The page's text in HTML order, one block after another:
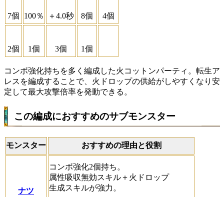
7個 100％ ＋4.0秒 8個 4個
2個 1個 3個 1個
コンボ強化持ちを多く編成した火コットンパーティ。転生ア
レスを編成することで、火ドロップの供給がしやすくなり安
定して最大攻撃倍率を発動できる。
この編成におすすめのサブモンスター
モンスター おすすめの理由と役割
ナツ
コンボ強化2個持ち。
属性吸収無効スキル＋火ドロップ
生成スキルが強力。